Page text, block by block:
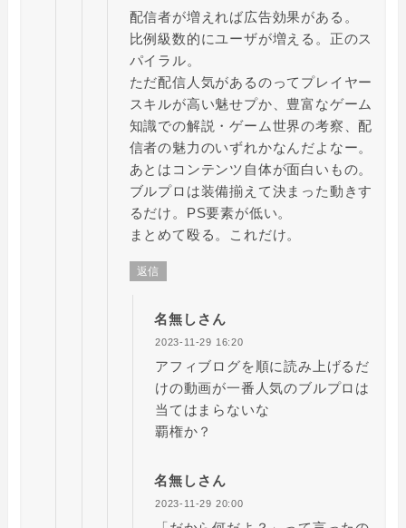
配信者が増えれば広告効果がある。
比例級数的にユーザが増える。正のス
パイラル。
ただ配信人気があるのってプレイヤー
スキルが高い魅せプか、豊富なゲーム
知識での解説・ゲーム世界の考察、配
信者の魅力のいずれかなんだよなー。
あとはコンテンツ自体が面白いもの。
ブルプロは装備揃えて決まった動きす
るだけ。PS要素が低い。
まとめて殴る。これだけ。
返信
名無しさん
2023-11-29 16:20
アフィブログを順に読み上げるだ
けの動画が一番人気のブルプロは
当てはまらないな
覇権か？
名無しさん
2023-11-29 20:00